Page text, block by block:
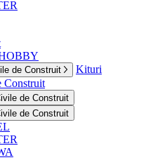
de Construit
Kituri
Construit
de Construit
de Construit